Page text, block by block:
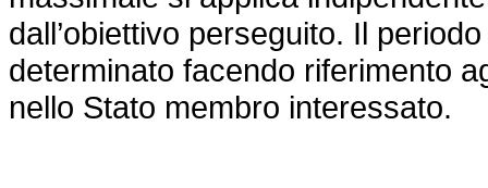
dall’obiettivo perseguito. Il
determinato facendo riferimento
nello Stato membro interessato.